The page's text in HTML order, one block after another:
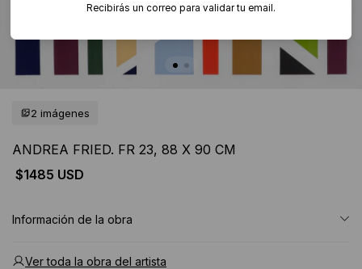
2 imágenes
ANDREA FRIED. FR 23, 88 X 90 CM
$1485 USD
Información de la obra
Ver toda la obra del artista
Recibirás un correo para validar tu email.